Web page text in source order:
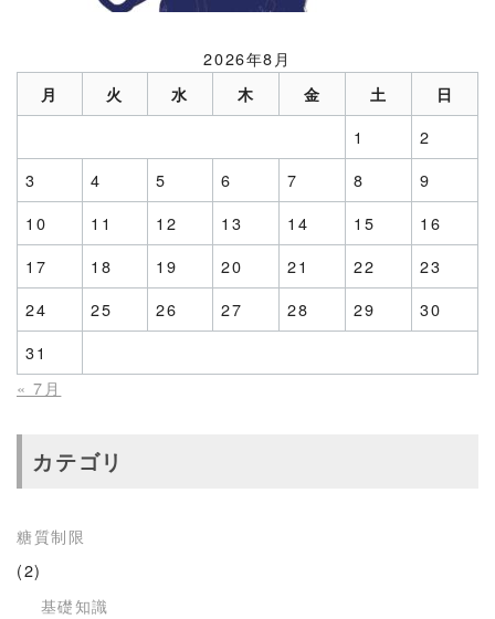
2026年8月
月 火 水 木 金 土 日
1
2
3
4 5 6 7 8
9
10
11 12 13 14 15
16
17
18 19 20 21 22
23
24
25 26 27 28 29
30
31
« 7月
カテゴリ
糖質制限
(2)
基礎知識